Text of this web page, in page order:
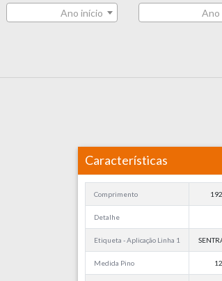
Ano início Ano
Características
Comprimento
Detalhe
Etiqueta - Aplicação Linha 1
Medida Pino